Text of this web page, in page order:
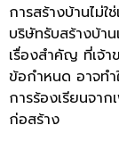
การสร้างบ้านไม่
บริษัทรับสร้างบ้า
เรื่องสำคัญ ที่เจ้า
ข้อกำหนด อาจท
การร้องเรียนจา
ก่อสร้าง